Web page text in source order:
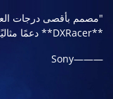
"مصمم بأقصى درجات
**DXRacer** دعمًا مثاليًا وراحة لا مثيل لها لنا. "
———Sony